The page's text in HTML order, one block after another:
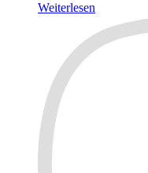
Weiterlesen